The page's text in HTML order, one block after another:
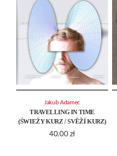
TRAVELLING IN TIME
(ŚWIEŻY KURZ / SVĚŽÍ KURZ)
40.00 zł
Jakub Adamec